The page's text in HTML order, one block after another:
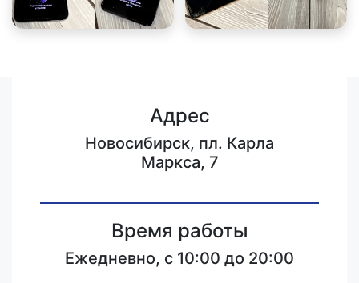
Адрес
Новосибирск, пл. Карла
Маркса, 7
Время работы
Ежедневно, с 10:00 до 20:00